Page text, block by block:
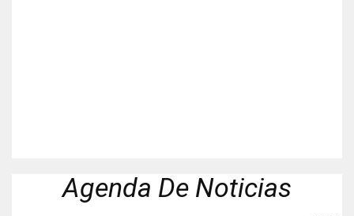
Agenda De Noticias